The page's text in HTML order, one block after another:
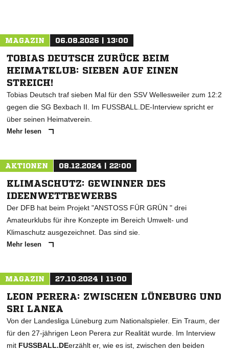
MAGAZIN 06.08.2026 | 13:00
TOBIAS DEUTSCH ZURÜCK BEIM
HEIMATKLUB: SIEBEN AUF EINEN
STREICH!
Tobias Deutsch traf sieben Mal für den SSV Wellesweiler zum 12:2
gegen die SG Bexbach II. Im FUSSBALL.DE-Interview spricht er
über seinen Heimatverein.
Mehr lesen
AKTIONEN 08.12.2024 | 22:00
KLIMASCHUTZ: GEWINNER DES
IDEENWETTBEWERBS
Der DFB hat beim Projekt "ANSTOSS FÜR GRÜN " drei
Amateurklubs für ihre Konzepte im Bereich Umwelt- und
Klimaschutz ausgezeichnet. Das sind sie.
Mehr lesen
MAGAZIN 27.10.2024 | 11:00
LEON PERERA: ZWISCHEN LÜNEBURG UND
SRI LANKA
Von der Landesliga Lüneburg zum Nationalspieler. Ein Traum, der
für den 27-jährigen Leon Perera zur Realität wurde. Im Interview
mit FUSSBALL.DEerzählt er, wie es ist, zwischen den beiden